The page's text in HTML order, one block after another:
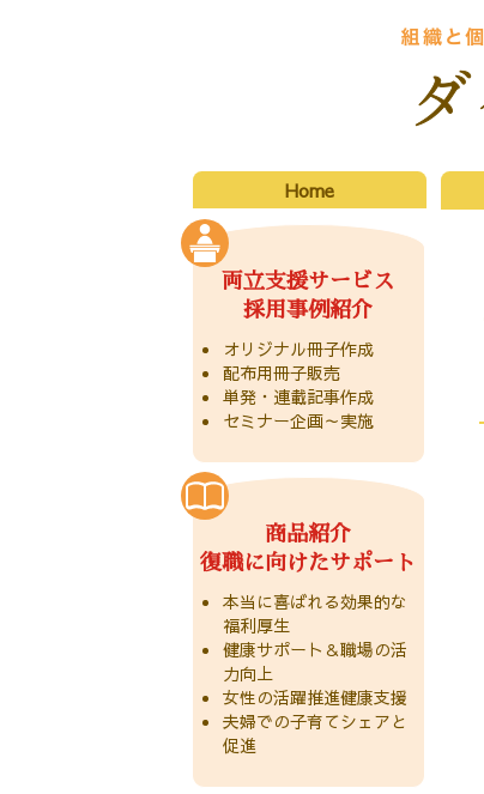
Home
両立支援サービス
採用事例紹介
オリジナル冊子作成
配布用冊子販売
単発・連載記事作成
セミナー企画～実施
商品紹介
復職に向けたサポート
本当に喜ばれる効果的な
福利厚生
健康サポート＆職場の活
力向上
女性の活躍推進健康支援
夫婦での子育てシェアと
促進